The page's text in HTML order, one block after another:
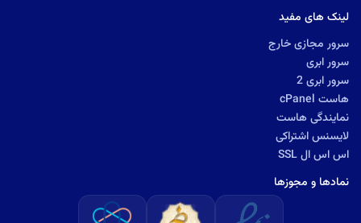
لینک های مفید
سرور مجازی خارج
سرور ابری
سرور ابری 2
هاست cPanel
نمایندگی هاست
لایسنس اشتراکی
اس اس ال SSL
نمادها و مجوزها